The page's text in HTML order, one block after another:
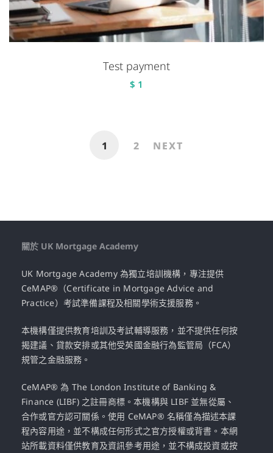
Test payment
$ 1
1 2 NEXT
關於 UK Mortgage Academy
UK Mortgage Academy 為獨立培訓機構，專注提供
CeMAP®（Certificate in Mortgage Advice and
Practice）考試準備課程及相關學術支援服務。
本機構僅提供教育培訓及考試輔導服務，並不提供任何按
揭建議、貸款安排或其他受英國金融行為監管局（FCA）
規管之金融服務。
CeMAP® 為 The London Institute of Banking &
Finance (LIBF) 之註冊商標。本機構與 LIBF 並無從屬、
合作或官方認可關係。使用 CeMAP® 名稱僅為描述本課
程內容用途，並不構成任何形式之官方授權或背書。本網
站所載資料僅供教育及資訊參考用途，並不構成投資或按